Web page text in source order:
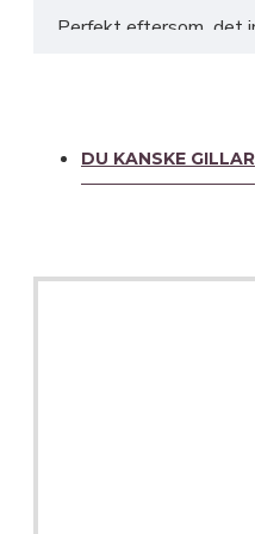
Perfekt eftersom det
Katten är ca 7 cm hög
DU KANSKE GILLAR